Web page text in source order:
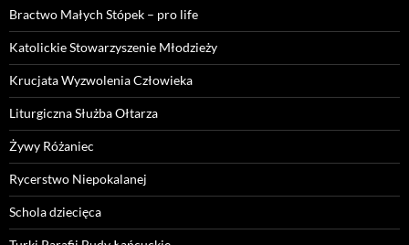
Bractwo Małych Stópek – pro life
Katolickie Stowarzyszenie Młodzieży
Krucjata Wyzwolenia Człowieka
Liturgiczna Służba Ołtarza
Żywy Różaniec
Rycerstwo Niepokalanej
Schola dziecięca